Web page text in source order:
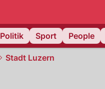
Politik Sport People
Stadt Luzern